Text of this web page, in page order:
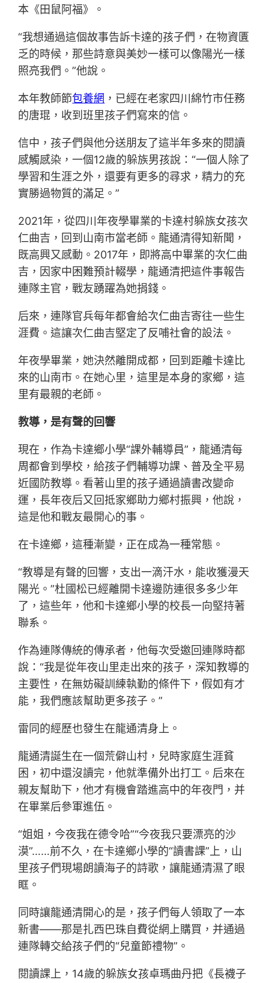
本《田鼠阿福》。
“我想通過這個故事告訴卡達的孩子們，在物資匱
乏的時候，那些詩意與美妙一樣可以像陽光一樣
照亮我們。”他說。
本年教師節包養網 ，已經在老家四川綿竹市任務
的唐琨，收到班里孩子們寫來的信。
信中，孩子們與他分送朋友了這半年多來的閱讀
感觸感染，一個12歲的躲族男孩說：“一個人除了
學習和生涯之外，還要有更多的尋求，精力的充
實勝過物質的滿足。”
2021年，從四川年夜學畢業的卡達村躲族女孩次
仁曲吉，回到山南市當老師。龍通清得知新聞，
既高興又感動。2017年，即將高中畢業的次仁曲
吉，因家中困難預計輟學，龍通清把這件事報告
連隊主官，戰友踴躍為她捐錢。
后來，連隊官兵每年都會給次仁曲吉寄往一些生
涯費。這讓次仁曲吉堅定了反哺社會的設法。
年夜學畢業，她決然離開成都，回到距離卡達比
來的山南市。在她心里，這里是本身的家鄉，這
里有最親的老師。
教導，是有聲的回響
現在，作為卡達鄉小學“課外輔導員”，龍通清每
周都會到學校，給孩子們輔導功課、普及全平易
近國防教導。看著山里的孩子通過讀書改變命
運，長年夜后又回抵家鄉助力鄉村振興，他說，
這是他和戰友最開心的事。
在卡達鄉，這種漸變，正在成為一種常態。
“教導是有聲的回響，支出一滴汗水，能收獲漫天
陽光。”杜國松已經離開卡達邊防連很多多少年
了，這些年，他和卡達鄉小學的校長一向堅持著
聯系。
作為連隊傳統的傳承者，他每次受邀回連隊時都
說：“我是從年夜山里走出來的孩子，深知教導的
主要性，在無妨礙訓練執勤的條件下，假如有才
能，我們應該幫助更多孩子。”
雷同的經歷也發生在龍通清身上。
龍通清誕生在一個荒僻山村，兒時家庭生涯貧
困，初中還沒讀完，他就準備外出打工。后來在
親友幫助下，他才有機會踏進高中的年夜門，并
在畢業后參軍進伍。
“姐姐，今夜我在德令哈”“今夜我只要漂亮的沙
漠”……前不久，在卡達鄉小學的“讀書課”上，山
里孩子們現場朗讀海子的詩歌，讓龍通清濕了眼
眶。
同時讓龍通清開心的是，孩子們每人領取了一本
新書——那是扎西巴珠自費從網上購買，并通過
連隊轉交給孩子們的“兒童節禮物”。
閱讀課上，14歲的躲族女孩卓瑪曲丹把《長襪子